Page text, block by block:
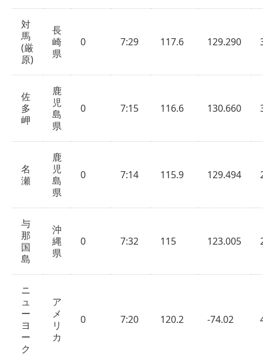
対
馬
(厳
原)
長
崎
県
0 7:29 117.6 129.290
佐
多
岬
鹿
児
島
県
0 7:15 116.6 130.660
名
瀬
鹿
児
島
県
0 7:14 115.9 129.494
与
那
国
島
沖
縄
県
0 7:32 115 123.005
ニ
ュ
ー
ヨ
ー
ク
ア
メ
リ
カ
0 7:20 120.2 -74.02